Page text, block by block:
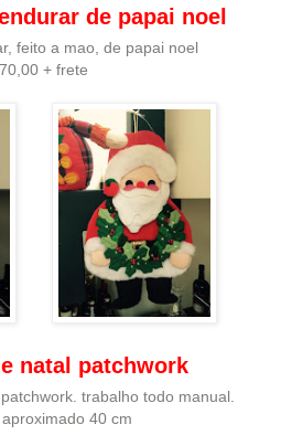
de papai noel
feito a mao, de papai noel
+ frete
natal patchwork
trabalho todo manual.
40 cm